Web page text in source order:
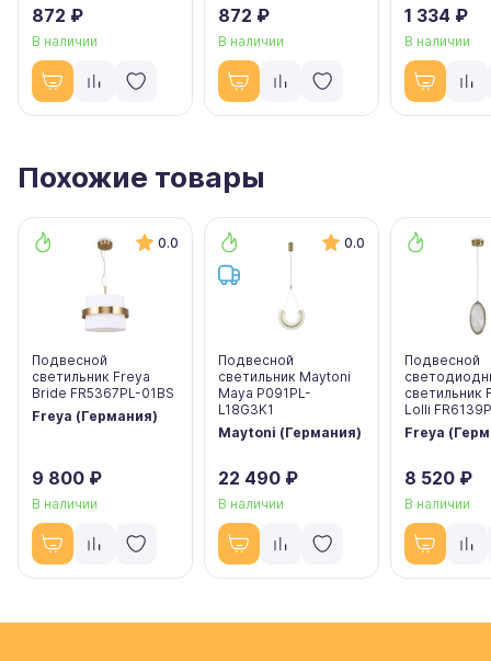
872 ₽
В наличии
872 ₽
В наличии
1 334 ₽
В наличии
Похожие товары
0.0
Подвесной
светильник Freya
Bride FR5367PL-01BS
Freya (Германия)
9 800 ₽
В наличии
0.0
Подвесной
светильник Maytoni
Maya P091PL-
L18G3K1
Maytoni (Германия)
22 490 ₽
В наличии
Подвесной
светильник
Lolli
Freya
8 520 ₽
В наличии